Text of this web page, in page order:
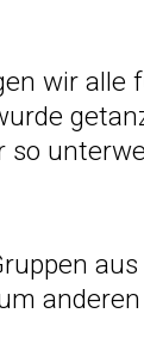
wir alle